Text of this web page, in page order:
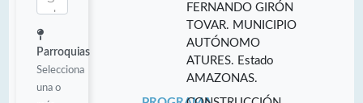
Parroquias
Selecciona
una o
FERNANDO GIRÓN
TOVAR. MUNICIPIO
AUTÓNOMO
ATURES. Estado
AMAZONAS.